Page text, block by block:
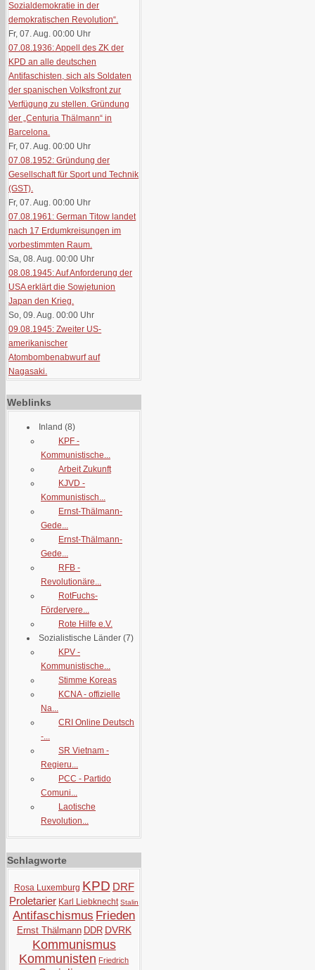
Sozialdemokratie in der
demokratischen Revolution“.
Fr, 07. Aug. 00:00 Uhr
07.08.1936: Appell des ZK der
KPD an alle deutschen
Antifaschisten, sich als Soldaten
der spanischen Volksfront zur
Verfügung zu stellen. Gründung
der „Centuria Thälmann“ in
Barcelona.
Fr, 07. Aug. 00:00 Uhr
07.08.1952: Gründung der
Gesellschaft für Sport und Technik
(GST).
Fr, 07. Aug. 00:00 Uhr
07.08.1961: German Titow landet
nach 17 Erdumkreisungen im
vorbestimmten Raum.
Sa, 08. Aug. 00:00 Uhr
08.08.1945: Auf Anforderung der
USA erklärt die Sowjetunion
Japan den Krieg.
So, 09. Aug. 00:00 Uhr
09.08.1945: Zweiter US-
amerikanischer
Atombombenabwurf auf
Nagasaki.
Weblinks
Inland (8)
KPF -
Kommunistische...
Arbeit Zukunft
KJVD -
Kommunistisch...
Ernst-Thälmann-
Gede...
Ernst-Thälmann-
Gede...
RFB -
Revolutionäre...
RotFuchs-
Fördervere...
Rote Hilfe e.V.
Sozialistische Länder (7)
KPV -
Kommunistische...
Stimme Koreas
KCNA - offizielle
Na...
CRI Online Deutsch
-...
SR Vietnam -
Regieru...
PCC - Partido
Comuni...
Laotische
Revolution...
Schlagworte
Rosa Luxemburg KPD DRF
Proletarier Karl Liebknecht Stalin
Antifaschismus Frieden
Ernst Thälmann DDR DVRK
Kommunismus
Kommunisten Friedrich